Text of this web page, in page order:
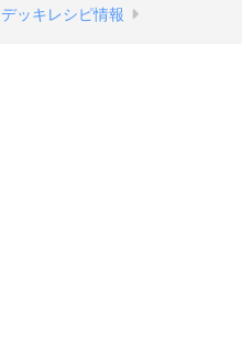
デッキレシピ情報